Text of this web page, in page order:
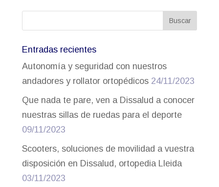
Entradas recientes
Autonomía y seguridad con nuestros
andadores y rollator ortopédicos 24/11/2023
Que nada te pare, ven a Dissalud a conocer
nuestras sillas de ruedas para el deporte
09/11/2023
Scooters, soluciones de movilidad a vuestra
disposición en Dissalud, ortopedia Lleida
03/11/2023